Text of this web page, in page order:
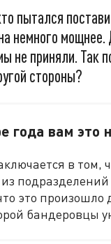
пытался
немного
не приняли. Так
стороны?
года вам
в том,
это
бандеровцы